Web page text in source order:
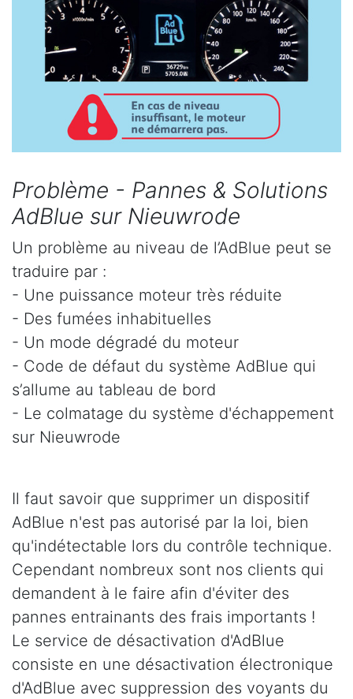
Problème - Pannes & Solutions
AdBlue sur Nieuwrode
Un problème au niveau de l’AdBlue peut se
traduire par :
- Une puissance moteur très réduite
- Des fumées inhabituelles
- Un mode dégradé du moteur
- Code de défaut du système AdBlue qui
s’allume au tableau de bord
- Le colmatage du système d'échappement
sur Nieuwrode
Il faut savoir que supprimer un dispositif
AdBlue n'est pas autorisé par la loi, bien
qu'indétectable lors du contrôle technique.
Cependant nombreux sont nos clients qui
demandent à le faire afin d'éviter des
pannes entrainants des frais importants !
Le service de désactivation d'AdBlue
consiste en une désactivation électronique
d'AdBlue avec suppression des voyants du